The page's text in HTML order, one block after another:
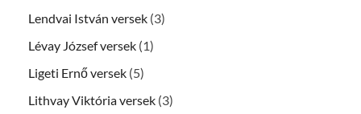
Lendvai István versek (3)
Lévay József versek (1)
Ligeti Ernő versek (5)
Lithvay Viktória versek (3)